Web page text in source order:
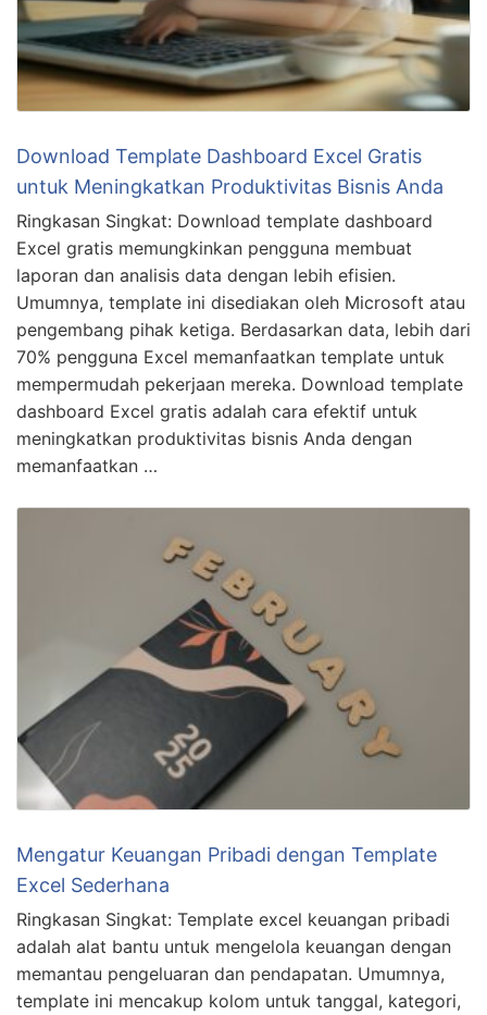
Download Template Dashboard Excel Gratis
untuk Meningkatkan Produktivitas Bisnis Anda
Ringkasan Singkat: Download template dashboard
Excel gratis memungkinkan pengguna membuat
laporan dan analisis data dengan lebih efisien.
Umumnya, template ini disediakan oleh Microsoft atau
pengembang pihak ketiga. Berdasarkan data, lebih dari
70% pengguna Excel memanfaatkan template untuk
mempermudah pekerjaan mereka. Download template
dashboard Excel gratis adalah cara efektif untuk
meningkatkan produktivitas bisnis Anda dengan
memanfaatkan …
Mengatur Keuangan Pribadi dengan Template
Excel Sederhana
Ringkasan Singkat: Template excel keuangan pribadi
adalah alat bantu untuk mengelola keuangan dengan
memantau pengeluaran dan pendapatan. Umumnya,
template ini mencakup kolom untuk tanggal, kategori,